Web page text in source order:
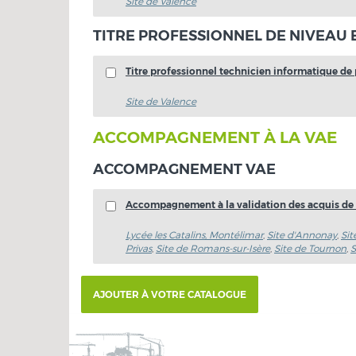
TITRE PROFESSIONNEL DE NIVEAU
Titre professionnel technicien informatique
Site de Valence
ACCOMPAGNEMENT À LA VAE
ACCOMPAGNEMENT VAE
Accompagnement à la validation des acquis de
Lycée les Catalins, Montélimar, Site d'Annonay,
Privas, Site de Romans-sur-Isère, Site de Tournon